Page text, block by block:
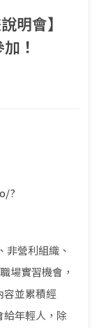
明會】
！
?
非營利組織、
場實習機會，
容並累積經
給年輕人，除